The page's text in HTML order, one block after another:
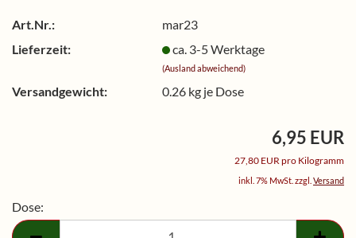
Art.Nr.:
mar23
Lieferzeit:
ca. 3-5 Werktage
(Ausland abweichend)
Versandgewicht: 0.26 kg je Dose
6,95 EUR
27,80 EUR pro Kilogramm
inkl. 7% MwSt. zzgl. Versand
Dose:
Dose